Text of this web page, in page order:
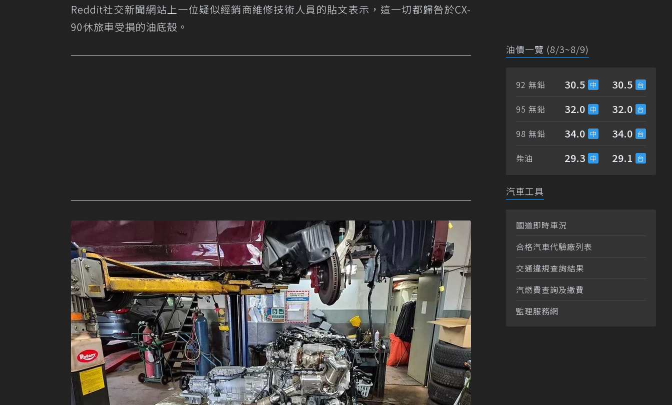
Reddit社交新聞網站上一位疑似經銷商維修技術人員的貼文表示，這一切都歸咎於CX-
90休旅車受損的油底殼。
油價一覽 (8/3~8/9)
92 無鉛 30.5 30.5
95 無鉛 32.0 32.0
98 無鉛 34.0 34.0
柴油 29.3 29.1
汽車工具
國道即時車況
合格汽車代驗廠列表
交通違規查詢結果
汽燃費查詢及繳費
監理服務網